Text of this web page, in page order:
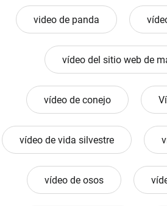
video de panda
vídeo del sitio web de
vídeo de conejo
vídeo de vida silvestre
vídeo de osos